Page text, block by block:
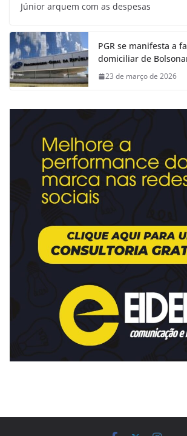
Júnior arquem com as despesas
PGR se manifesta a
domiciliar de
23 de março de 2026